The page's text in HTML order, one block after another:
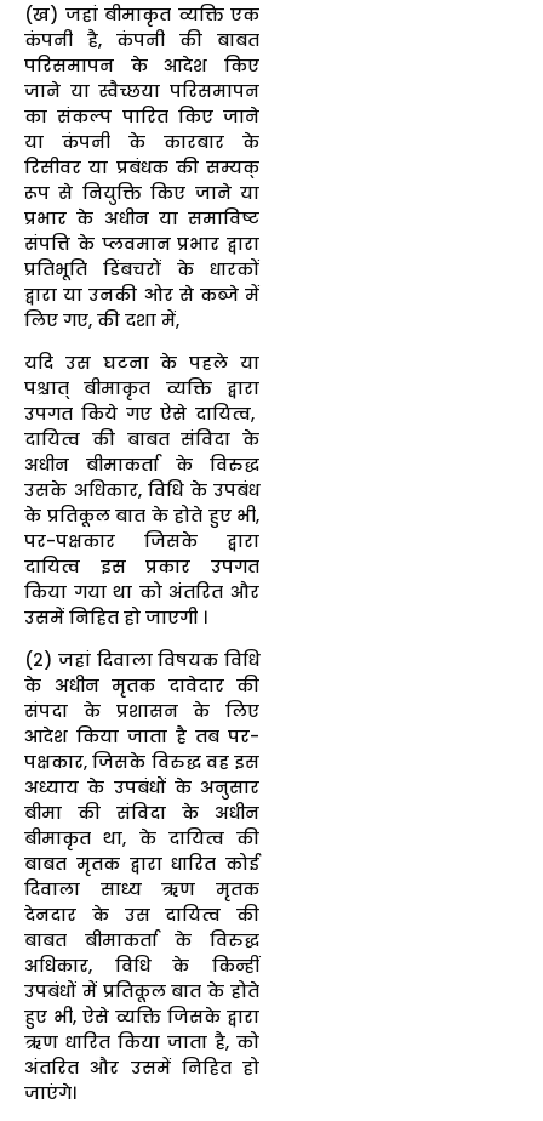
(ख) जहां बीमाकृत व्यक्ति एक
कंपनी है, कंपनी की बाबत
परिसमापन के आदेश किए
जाने या स्वैच्छया परिसमापन
का संकल्प पारित किए जाने
या कंपनी के कारबार के
रिसीवर या प्रबंधक की सम्यक्
रूप से नियुक्ति किए जाने या
प्रभार के अधीन या समाविष्ट
संपत्ति के प्लवमान प्रभार द्वारा
प्रतिभूति डिंबचरों के धारकों
द्वारा या उनकी ओर से कब्जे में
लिए गए, की दशा में,
यदि उस घटना के पहले या
पश्चात् बीमाकृत व्यक्ति द्वारा
उपगत किये गए ऐसे दायित्व,
दायित्व की बाबत संविदा के
अधीन बीमाकर्ता के विरुद्ध
उसके अधिकार, विधि के उपबंध
के प्रतिकूल बात के होते हुए भी,
पर-पक्षकार जिसके द्वारा
दायित्व इस प्रकार उपगत
किया गया था को अंतरित और
उसमें निहित हो जाएगी ।
(2) जहां दिवाला विषयक विधि
के अधीन मृतक दावेदार की
संपदा के प्रशासन के लिए
आदेश किया जाता है तब पर-
पक्षकार, जिसके विरुद्ध वह इस
अध्याय के उपबंधों के अनुसार
बीमा की संविदा के अधीन
बीमाकृत था, के दायित्व की
बाबत मृतक द्वारा धारित कोई
दिवाला साध्य ऋण मृतक
देनदार के उस दायित्व की
बाबत बीमाकर्ता के विरुद्ध
अधिकार, विधि के किन्हीं
उपबंधों में प्रतिकूल बात के होते
हुए भी, ऐसे व्यक्ति जिसके द्वारा
ऋण धारित किया जाता है, को
अंतरित और उसमें निहित हो
जाएंगे।